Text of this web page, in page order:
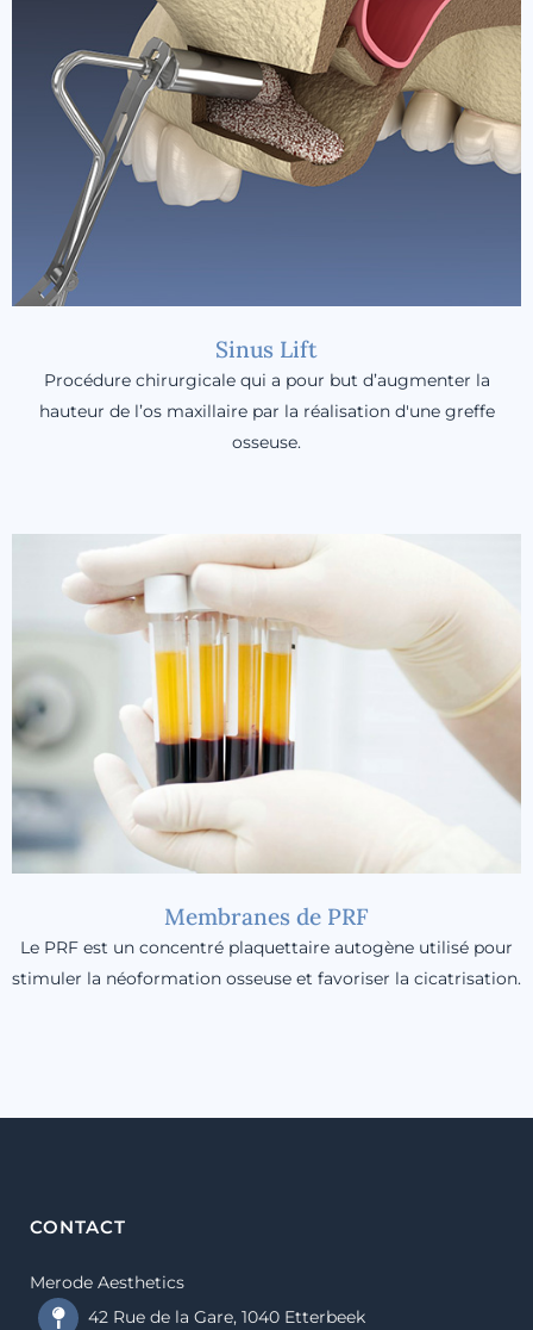
Sinus Lift
Procédure chirurgicale qui a pour but d’augmenter la
hauteur de l’os maxillaire par la réalisation d'une greffe
osseuse.
Membranes de PRF
Le PRF est un concentré plaquettaire autogène utilisé pour
stimuler la néoformation osseuse et favoriser la cicatrisation.
CONTACT
Merode Aesthetics
42 Rue de la Gare, 1040 Etterbeek